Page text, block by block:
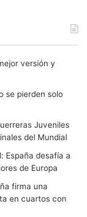
versión y
se pierden solo
Juveniles
del Mundial
España desafía a
de Europa
firma una
en cuartos con